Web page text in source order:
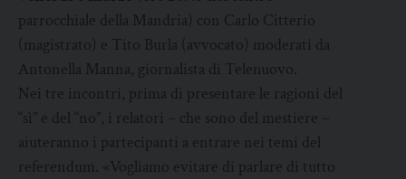
parrocchiale della Mandria) con Carlo Citterio
(magistrato) e Tito Burla (avvocato) moderati da
Antonella Manna, giornalista di Telenuovo.
Nei tre incontri, prima di presentare le ragioni del
“sì” e del “no”, i relatori – che sono del mestiere –
aiuteranno i partecipanti a entrare nei temi del
referendum. «Vogliamo evitare di parlare di tutto